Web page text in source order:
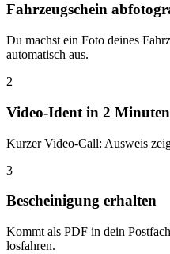
Fahrzeugschein
Du machst ein Foto deines
automatisch aus.
2
Video-Ident in 2 Minuten
Kurzer Video-Call: Ausweis
3
Bescheinigung erhalten
Kommt als PDF in dein
losfahren.